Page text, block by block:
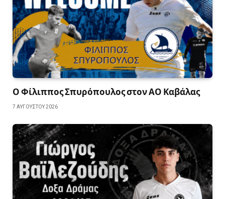
Ο Φίλιππος Σπυρόπουλος στον ΑΟ Καβάλας
7 ΑΥΓΟΎΣΤΟΥ 2026